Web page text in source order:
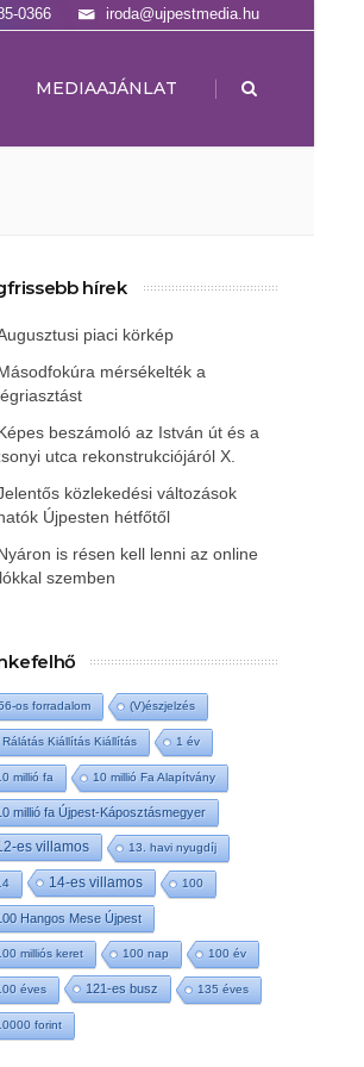
iroda@ujpestmedia.hu
0366
MEDIAAJÁNLAT |
hírek
piaci körkép
mérsékelték a
beszámoló az István út és a
utca rekonstrukciójáról X.
közlekedési változások
Újpesten hétfőtől
is résen kell lenni az online
szemben
os forradalom (V)észjelzés
Rálátás Kiállítás Kiállítás 1 év
millió fa 10 millió Fa Alapítvány
millió fa Újpest-Káposztásmegyer
es villamos 13. havi nyugdíj
14-es villamos 100
Hangos Mese Újpest
milliós keret 100 nap 100 év
éves 121-es busz 135 éves
forint